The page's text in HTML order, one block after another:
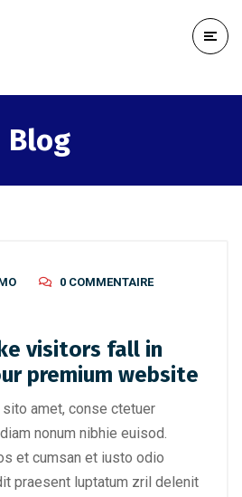
Blog
0 COMMENTAIRE
visitors fall in
premium website
amet, conse ctetuer
nonum nibhie euisod.
et cumsan et iusto odio
praesent luptatum zril delenit